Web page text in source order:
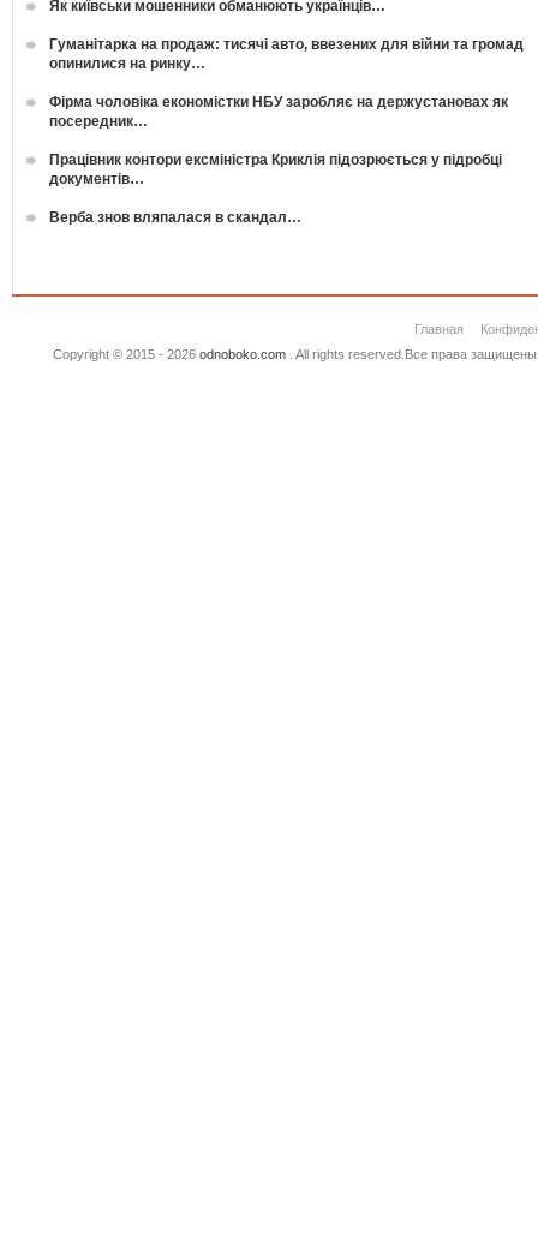
Як київськи мошенники обманюють українців…
Гуманітарка на продаж: тисячі авто, ввезених для війни та громад
опинилися на ринку…
Фірма чоловіка економістки НБУ заробляє на держустановах як
посередник…
Працівник контори ексміністра Криклія підозрюється у підробці
документів…
Верба знов вляпалася в скандал…
Главная
Copyright © 2015 - 2026 odnoboko.com. All rights reserved.Все права защищены.